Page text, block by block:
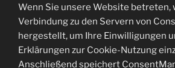
Wenn Sie unsere Website betreten,
Verbindung zu den Servern von
hergestellt, um Ihre Einwilligungen
Erklärungen zur Cookie-Nutzung
Anschließend speichert